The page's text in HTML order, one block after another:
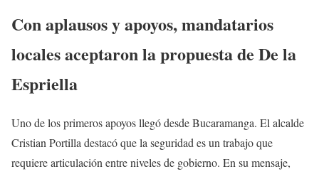
Con aplausos y apoyos, mandatarios
locales aceptaron la propuesta de De la
Espriella
Uno de los primeros apoyos llegó desde Bucaramanga. El alcalde
Cristian Portilla destacó que la seguridad es un trabajo que
requiere articulación entre niveles de gobierno. En su mensaje,